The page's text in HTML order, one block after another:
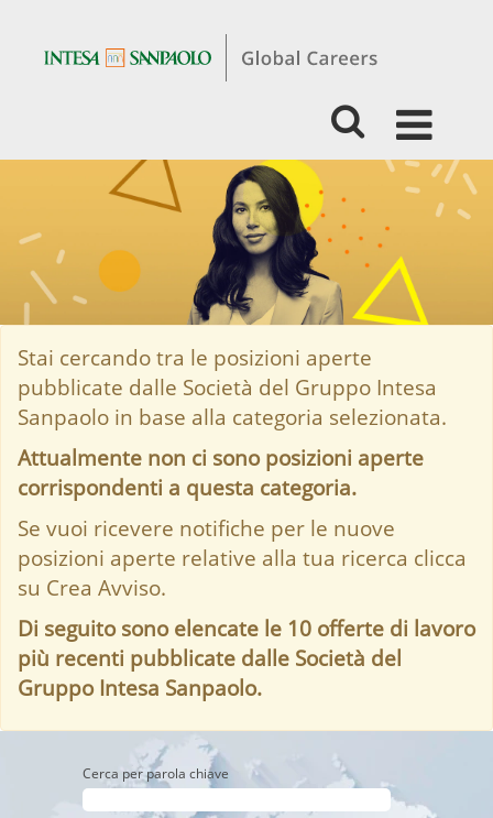
Experienced
Communication
Stai cercando tra le posizioni aperte
pubblicate dalle Società del Gruppo Intesa
Sanpaolo in base alla categoria selezionata.
Attualmente non ci sono posizioni aperte
corrispondenti a questa categoria.
Se vuoi ricevere notifiche per le nuove
posizioni aperte relative alla tua ricerca clicca
su Crea Avviso.
Di seguito sono elencate le 10 offerte di lavoro
più recenti pubblicate dalle Società del
Gruppo Intesa Sanpaolo.
Cerca per parola chiave